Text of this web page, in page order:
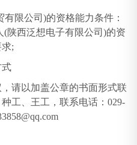
限公司)的资格能力条件：
陕西泛想电子有限公司)的资
;
式
请以加盖公章的书面形式联
工、王工，联系电话：029-